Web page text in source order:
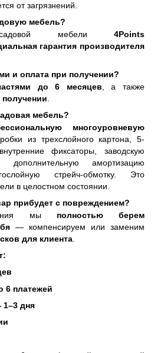
от загрязнений.
мебель?
мебели 4Points
гарантия производителя
и оплата при получении?
до 6 месяцев, а также
.
мебель?
многоуровневую
из трехслойного картона, 5-
фиксаторы, заводскую
дополнительную амортизацию
стрейч-обмотку. Это
в целостном состоянии.
прибудет с повреждением?
мы полностью берем
— компенсируем или заменим
для клиента.
6 платежей
дня